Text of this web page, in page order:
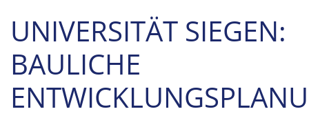
UNIVERSITÄT SIEGEN:
BAULICHE